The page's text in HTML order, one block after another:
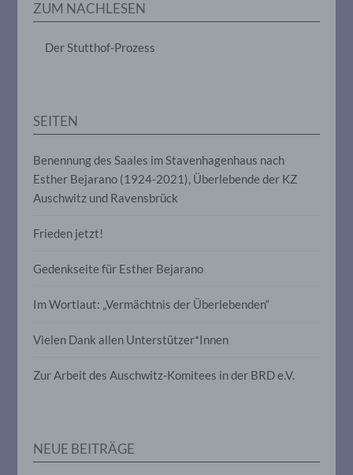
ZUM NACHLESEN
Der Stutthof-Prozess
SEITEN
Benennung des Saales im Stavenhagenhaus nach
Esther Bejarano (1924-2021), Überlebende der KZ
Auschwitz und Ravensbrück
Frieden jetzt!
Gedenkseite für Esther Bejarano
Im Wortlaut: „Vermächtnis der Überlebenden“
Vielen Dank allen Unterstützer*Innen
Zur Arbeit des Auschwitz-Komitees in der BRD e.V.
NEUE BEITRÄGE
das Ordnen, die Speicherung, die
Auslesen, das Abfragen, die Verwendung,
die Offenlegung durch Übermittlung,
d) Einschränkung der Verarbeitung
Einschränkung der Verarbeitung ist die
personenbezogener Daten mit dem Ziel,
ihre künftige Verarbeitung einzuschränken.
Verarbeitung personenbezogener Daten,
personenbezogenen Daten verwendet
Arbeitsleistung, wirtschaftlicher Lage,
Gesundheit, persönlicher Vorlieben,